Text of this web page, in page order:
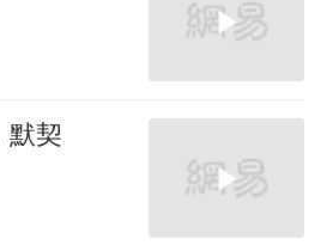
默契